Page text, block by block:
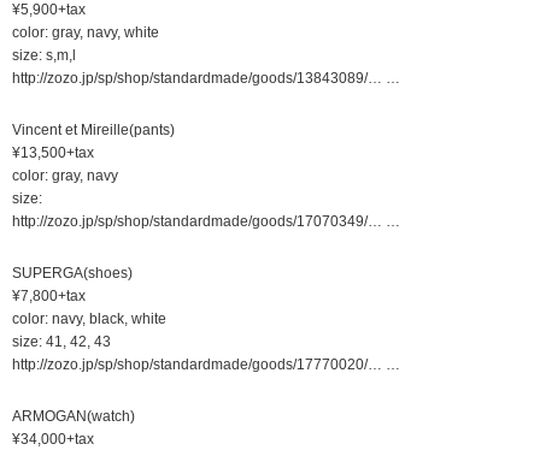
¥5,900+tax
color: gray, navy, white
size: s,m,l
http://zozo.jp/sp/shop/standardmade/goods/13843089/… …
Vincent et Mireille(pants)
¥13,500+tax
color: gray, navy
size:
http://zozo.jp/sp/shop/standardmade/goods/17070349/… …
SUPERGA(shoes)
¥7,800+tax
color: navy, black, white
size: 41, 42, 43
http://zozo.jp/sp/shop/standardmade/goods/17770020/… …
ARMOGAN(watch)
¥34,000+tax